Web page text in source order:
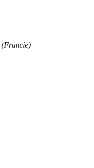
(Francie)